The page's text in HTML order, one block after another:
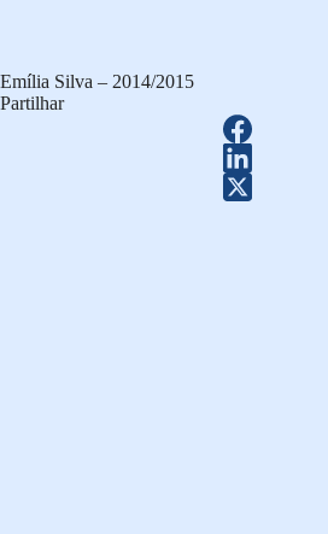
Emília Silva – 2014/2015
Partilhar